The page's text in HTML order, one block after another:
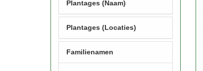
Plantages (Naam)
Plantages (Locaties)
Familienamen